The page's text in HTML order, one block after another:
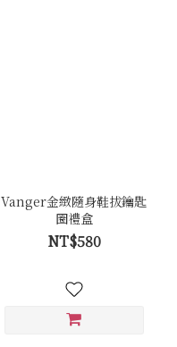
Vanger金緻隨身鞋拔鑰匙
圈禮盒
NT$580